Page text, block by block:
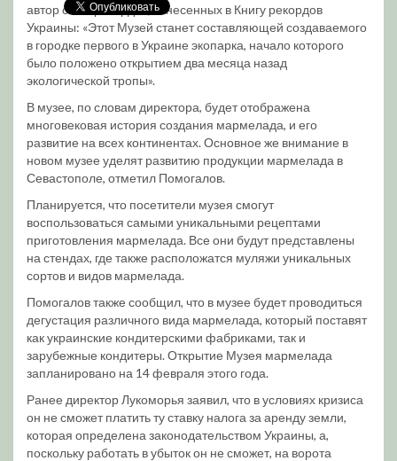
автор семи рекордов, занесенных в Книгу рекордов
Украины: «Этот Музей станет составляющей создаваемого
в городке первого в Украине экопарка, начало которого
было положено открытием два месяца назад
экологической тропы».
В музее, по словам директора, будет отображена
многовековая история создания мармелада, и его
развитие на всех континентах. Основное же внимание в
новом музее уделят развитию продукции мармелада в
Севастополе, отметил Помогалов.
Планируется, что посетители музея смогут
воспользоваться самыми уникальными рецептами
приготовления мармелада. Все они будут представлены
на стендах, где также расположатся муляжи уникальных
сортов и видов мармелада.
Помогалов также сообщил, что в музее будет проводиться
дегустация различного вида мармелада, который поставят
как украинские кондитерскими фабриками, так и
зарубежные кондитеры. Открытие Музея мармелада
запланировано на 14 февраля этого года.
Ранее директор Лукоморья заявил, что в условиях кризиса
он не сможет платить ту ставку налога за аренду земли,
которая определена законодательством Украины, а,
поскольку работать в убыток он не сможет, на ворота